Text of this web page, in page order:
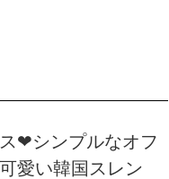
❤シンプルなオフ
愛い韓国スレン